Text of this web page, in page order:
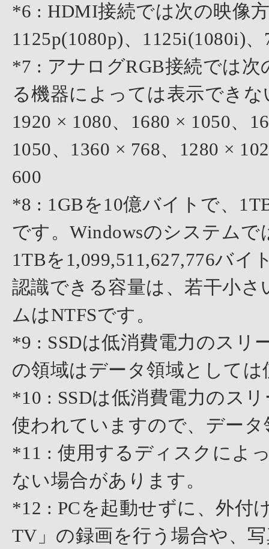
*6 : HDMI接続では次の映像
1125p(1080p)、1125i(1080i)
*7 : アナログRGB接続では
る機器によっては表示でき
1920 × 1080、1680 × 1050、
1050、1360 × 768、1280 ×
600
*8 : 1GBを10億バイトで、
です。Windowsのシステムで
1TBを1,099,511,627,776バイ
認識できる容量は、若干小
ムはNTFSです。
*9 : SSDは低消費電力のスリ
の領域はデータ領域として
*10 : SSDは低消費電力のス
使われていますので、デー
*11 : 使用するディスクによ
ない場合があります。
*12 : PCを起動せずに、外付
TV」の録画を行う場合や、